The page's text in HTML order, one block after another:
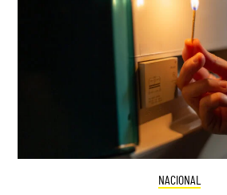
NACIONAL